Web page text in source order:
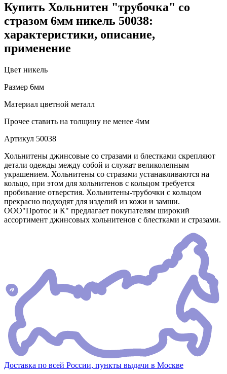
Купить Хольнитен "трубочка" со
стразом 6мм никель 50038:
характеристики, описание,
применение
Цвет никель
Размер 6мм
Материал цветной металл
Прочее ставить на толщину не менее 4мм
Артикул 50038
Хольнитены джинсовые со стразами и блестками скрепляют
детали одежды между собой и служат великолепным
украшением. Хольнитены со стразами устанавливаются на
кольцо, при этом для хольнитенов с кольцом требуется
пробивание отверстия. Хольнитены-трубочки с кольцом
прекрасно подходят для изделий из кожи и замши.
ООО"Протос и К" предлагает покупателям широкий
ассортимент джинсовых хольнитенов с блестками и стразами.
Доставка по всей России, пункты выдачи в Москве